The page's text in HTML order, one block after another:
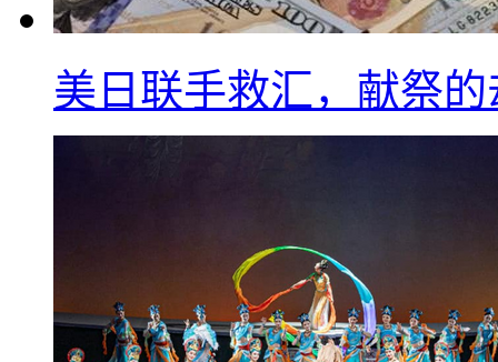
美日联手救汇，献祭